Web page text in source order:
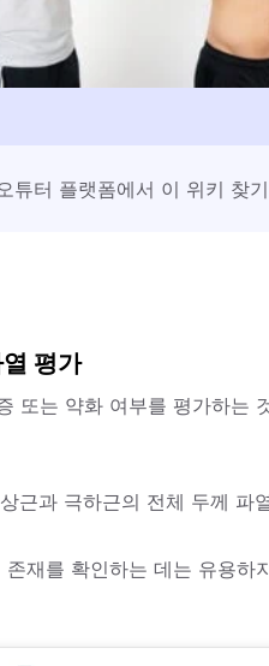
튜터 플랫폼에서 이 위키 찾기
평가
또는 약화 여부를 평가하는
근과 극하근의 전체 두께 파
재를 확인하는 데는 유용하